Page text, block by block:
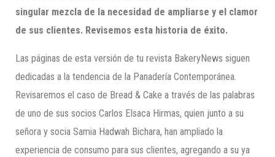
singular mezcla de la necesidad de ampliarse y el clamor
de sus clientes. Revisemos esta historia de éxito.
Las páginas de esta versión de tu revista BakeryNews siguen
dedicadas a la tendencia de la Panadería Contemporánea.
Revisaremos el caso de Bread & Cake a través de las palabras
de uno de sus socios Carlos Elsaca Hirmas, quien junto a su
señora y socia Samia Hadwah Bichara, han ampliado la
experiencia de consumo para sus clientes, agregando a su ya